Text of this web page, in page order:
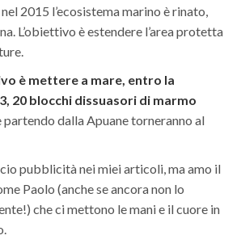
2015 l’ecosistema marino è rinato,
L’obiettivo è estendere l’area protetta
è mettere a mare, entro la
20 blocchi dissuasori di marmo
partendo dalla Apuane torneranno al
pubblicità nei miei articoli, ma amo il
Paolo (anche se ancora non lo
che ci mettono le mani e il cuore in